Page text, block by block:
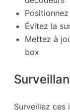
Évitez la
Mettez à
box
Surveillez ces